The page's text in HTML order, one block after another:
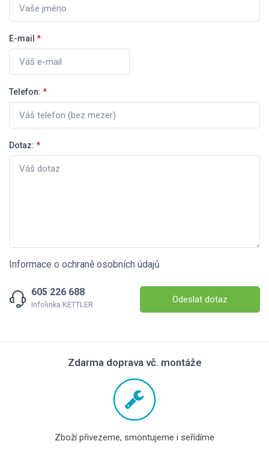
E-mail *
Telefon: *
Dotaz: *
Informace o ochraně osobních údajů
605 226 688
Infolinka KETTLER Odeslat dotaz
Zdarma doprava vč. montáže
Zboží přivezeme, smontujeme i seřídíme